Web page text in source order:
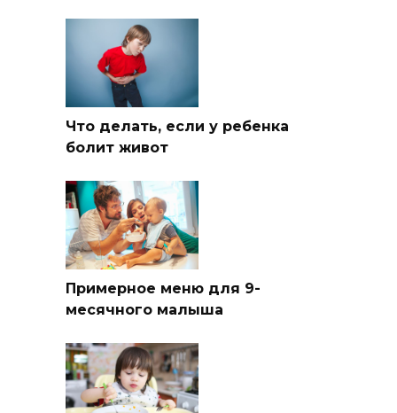
Что делать, если у ребенка
болит живот
Примерное меню для 9-
месячного малыша